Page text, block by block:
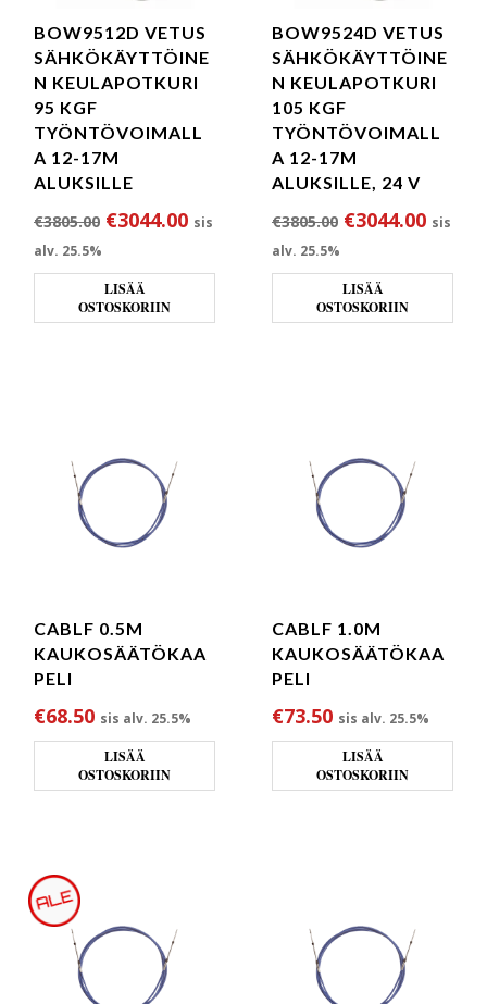
BOW9512D VETUS
SÄHKÖKÄYTTÖINE
N KEULAPOTKURI
95 KGF
TYÖNTÖVOIMALL
A 12-17M
ALUKSILLE
€3805.00 Alkuperäinen hinta oli: €3805.00.
€3044.00Nykyinen hinta on: €3044.00.
sis
alv. 25.5%
LISÄÄ
OSTOSKORIIN
BOW9524D VETUS
SÄHKÖKÄYTTÖINE
N KEULAPOTKURI
105 KGF
TYÖNTÖVOIMALL
A 12-17M
ALUKSILLE, 24 V
€3805.00 Alkuperäinen
€3044.00 sis
alv. 25.5%
LISÄÄ
OSTOSKORIIN
CABLF 0.5M
KAUKOSÄÄTÖKAA
PELI
€68.50 sis alv. 25.5%
LISÄÄ
OSTOSKORIIN
CABLF 1.0M
KAUKOSÄÄTÖKAA
PELI
€73.50 sis alv. 25.5%
LISÄÄ
OSTOSKORIIN